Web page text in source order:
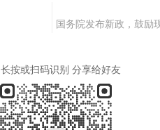
长按或扫码识别 分享给好友